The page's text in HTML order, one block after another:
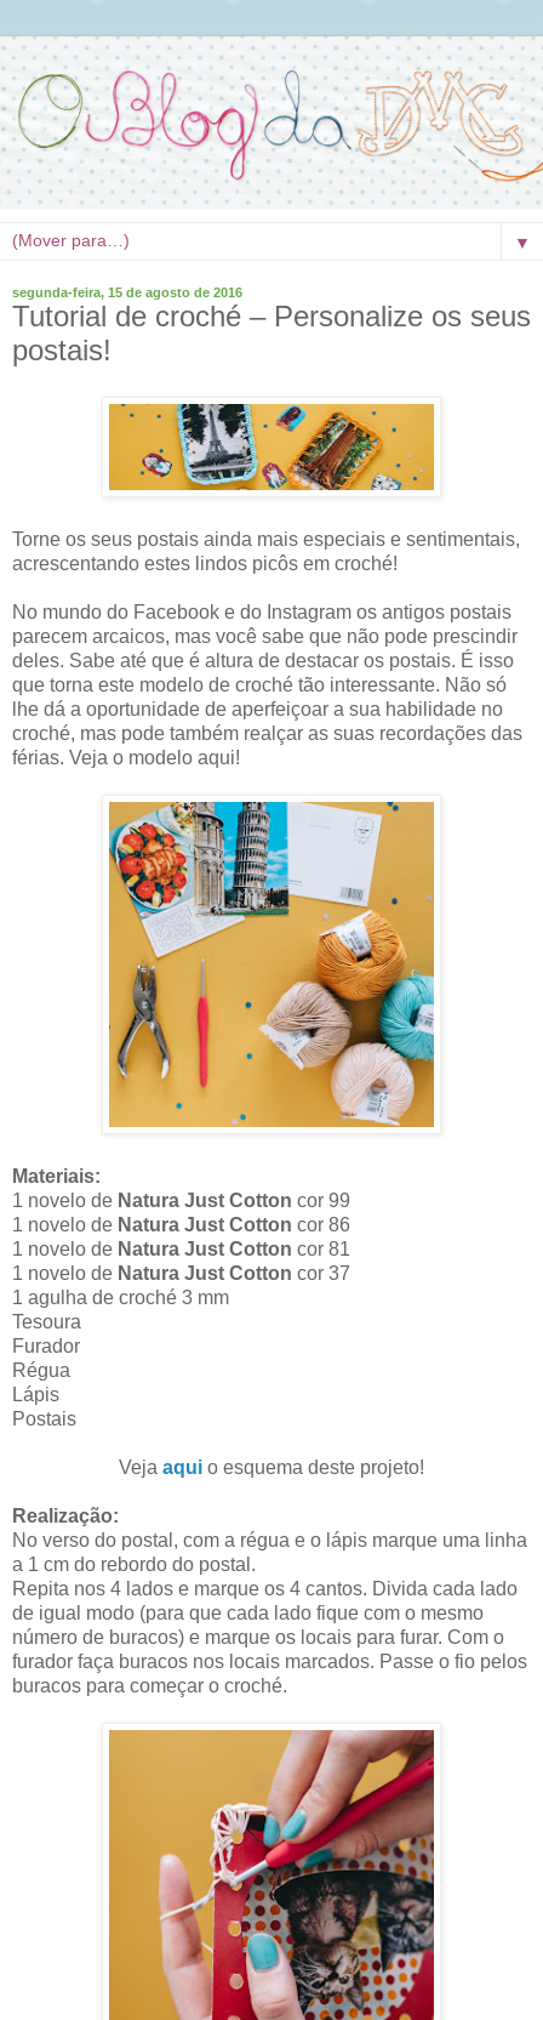
▼
segunda-feira, 15 de agosto de 2016
Tutorial de croché – Personalize os seus
postais!
Torne os seus postais ainda mais especiais e sentimentais,
acrescentando estes lindos picôs em croché!
No mundo do Facebook e do Instagram os antigos postais
parecem arcaicos, mas você sabe que não pode prescindir
deles. Sabe até que é altura de destacar os postais. É isso
que torna este modelo de croché tão interessante. Não só
lhe dá a oportunidade de aperfeiçoar a sua habilidade no
croché, mas pode também realçar as suas recordações das
férias. Veja o modelo aqui!
Materiais:
1 novelo de Natura Just Cotton cor 99
1 novelo de Natura Just Cotton cor 86
1 novelo de Natura Just Cotton cor 81
1 novelo de Natura Just Cotton cor 37
1 agulha de croché 3 mm
Tesoura
Furador
Régua
Lápis
Postais
Veja aqui o esquema deste projeto!
Realização:
No verso do postal, com a régua e o lápis marque uma linha
a 1 cm do rebordo do postal.
Repita nos 4 lados e marque os 4 cantos. Divida cada lado
de igual modo (para que cada lado fique com o mesmo
número de buracos) e marque os locais para furar. Com o
furador faça buracos nos locais marcados. Passe o fio pelos
buracos para começar o croché.